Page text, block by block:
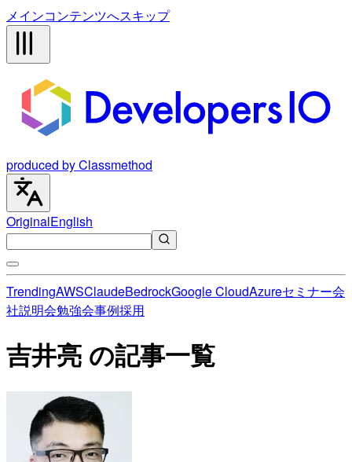
メインコンテンツへスキップ
produced by Classmethod
OriginalEnglish
TrendingAWSClaudeBedrockGoogle CloudAzureセミナー会
社説明会勉強会事例採用
吉井亮 の記事一覧